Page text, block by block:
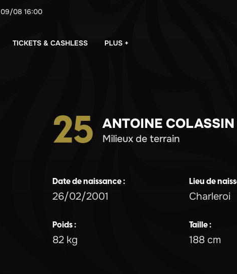
09/08 16:00
TICKETS & CASHLESS PLUS +
25 ANTOINE COLASSIN
milieux de terrain
Date de naissance :
26/02/2001
Lieu de
Charleroi
Poids :
82 kg
Taille :
188 cm